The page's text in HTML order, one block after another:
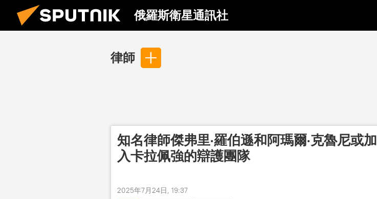
俄羅斯衛星通訊社
律師
知名律師傑弗里·羅伯遜和阿瑪爾·克魯尼或加
入卡拉佩強的辯護團隊
2025年7月24日, 19:37